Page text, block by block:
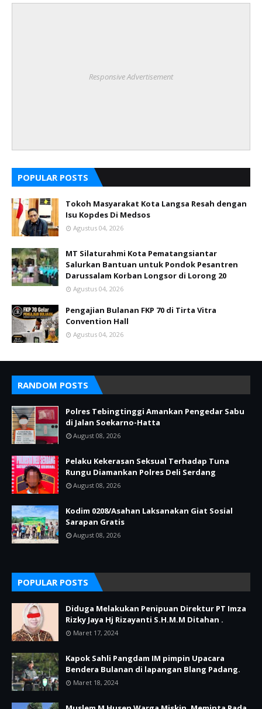
Responsive Advertisement
POPULAR POSTS
Tokoh Masyarakat Kota Langsa Resah dengan
Isu Kopdes Di Medsos
Agustus 04, 2026
MT Silaturahmi Kota Pematangsiantar
Salurkan Bantuan untuk Pondok Pesantren
Darussalam Korban Longsor di Lorong 20
Agustus 04, 2026
Pengajian Bulanan FKP 70 di Tirta Vitra
Convention Hall
Agustus 04, 2026
RANDOM POSTS
Polres Tebingtinggi Amankan Pengedar Sabu
di Jalan Soekarno-Hatta
August 08, 2026
Pelaku Kekerasan Seksual Terhadap Tuna
Rungu Diamankan Polres Deli Serdang
August 08, 2026
Kodim 0208/Asahan Laksanakan Giat Sosial
Sarapan Gratis
August 08, 2026
POPULAR POSTS
Diduga Melakukan Penipuan Direktur PT Imza
Rizky Jaya Hj Rizayanti S.H.M.M Ditahan .
Maret 17, 2024
Kapok Sahli Pangdam IM pimpin Upacara
Bendera Bulanan di lapangan Blang Padang.
Maret 18, 2024